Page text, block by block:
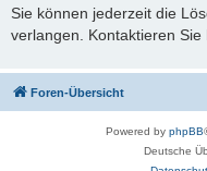
Sie können jederzeit die
verlangen. Kontaktieren
Foren-Übersicht
Powered by phpBB
Deutsche